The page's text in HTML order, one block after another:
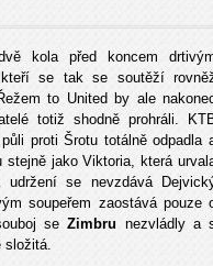
kola před koncem
kteří se tak se soutěží
to United by ale
totiž shodně prohráli.
proti Šrotu totálně odpadla
jako Viktoria, která
se nevzdává
soupeřem zaostává pouze
seZimbru nezvládly a
složitá.